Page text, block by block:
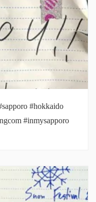
#hokkaido
#inmysapporo